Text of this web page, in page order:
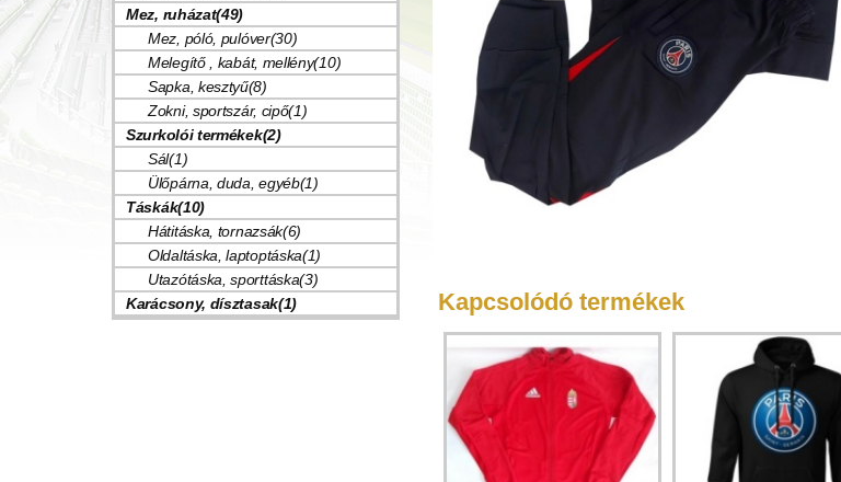
Mez, ruházat(49)
Mez, póló, pulóver(30)
Melegítő , kabát, mellény(10)
Sapka, kesztyű(8)
Zokni, sportszár, cipő(1)
Szurkolói termékek(2)
Sál(1)
Ülőpárna, duda, egyéb(1)
Táskák(10)
Hátitáska, tornazsák(6)
Oldaltáska, laptoptáska(1)
Utazótáska, sporttáska(3)
Karácsony, dísztasak(1)
Kapcsolódó termékek